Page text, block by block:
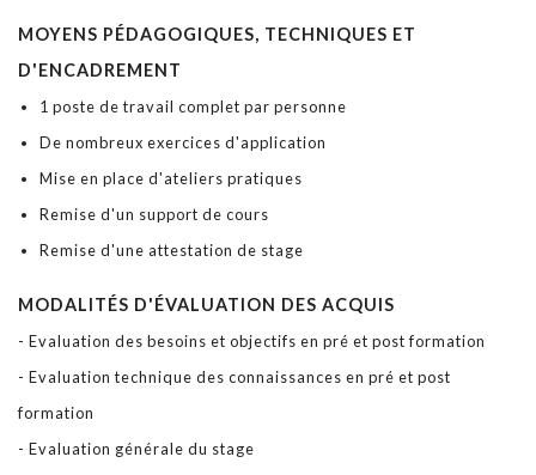
MOYENS PÉDAGOGIQUES, TECHNIQUES ET
D'ENCADREMENT
1 poste de travail complet par personne
De nombreux exercices d'application
Mise en place d'ateliers pratiques
Remise d'un support de cours
Remise d'une attestation de stage
MODALITÉS D'ÉVALUATION DES ACQUIS
- Evaluation des besoins et objectifs en pré et post formation
- Evaluation technique des connaissances en pré et post
formation
- Evaluation générale du stage